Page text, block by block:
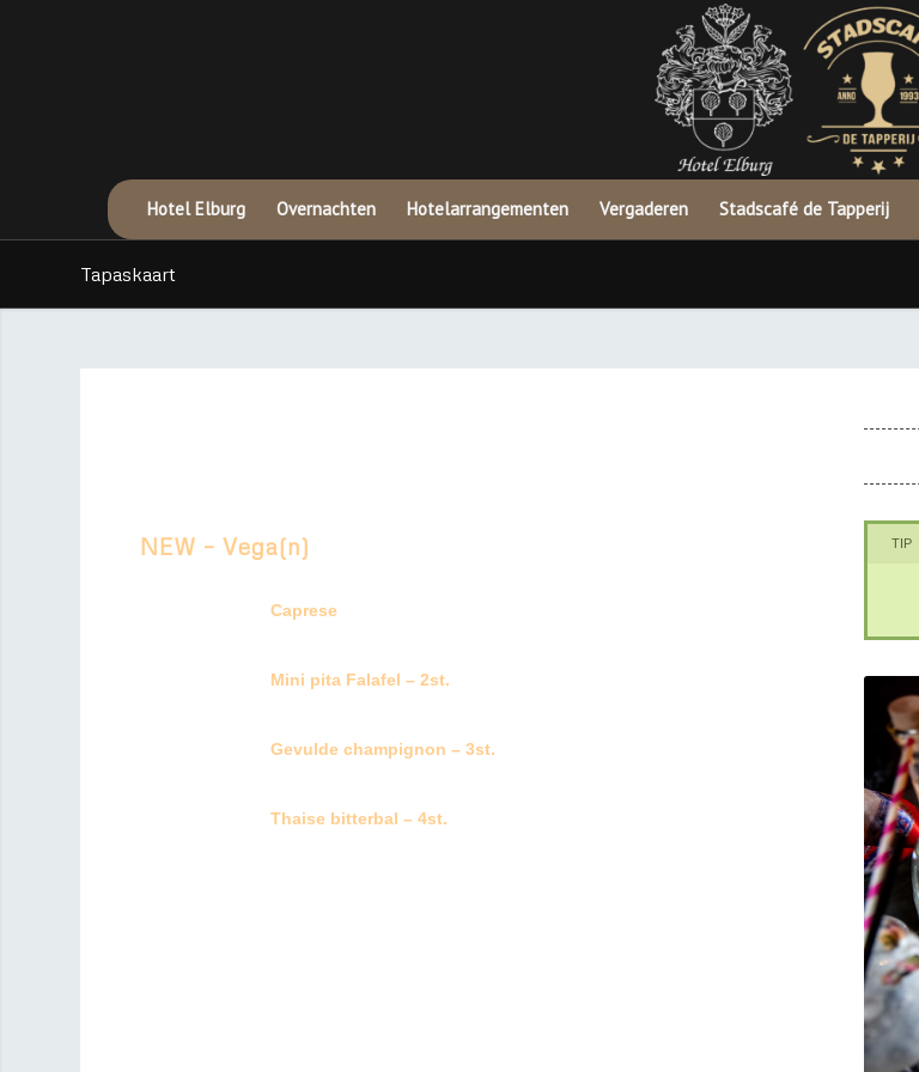
Hotel Elburg Overnachten Hotelarrangementen Vergaderen Stadscafé de Tapperij
Tapaskaart
NEW – Vega(n)
Caprese
Mini pita Falafel – 2st.
Gevulde champignon – 3st.
Thaise bitterbal – 4st.
TIP